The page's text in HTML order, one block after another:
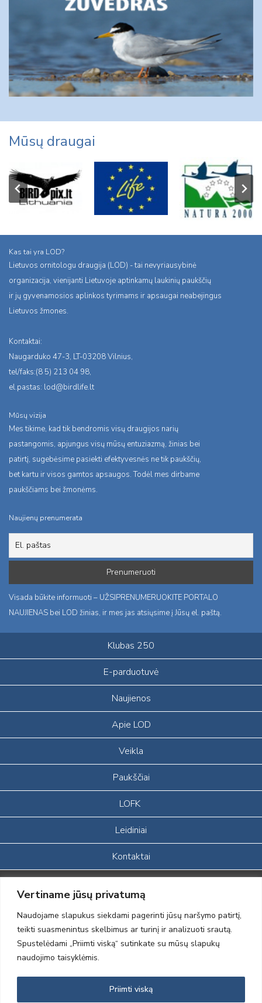
Vertiname jūsų privatumą
Naudojame slapukus siekdami pagerinti jūsų naršymo patirtį,
teikti suasmenintus skelbimus ar turinį ir analizuoti srautą.
Spustelėdami „Priimti viską“ sutinkate su mūsų slapukų
naudojimo taisyklėmis.
Priimti viską
Mūsų draugai
Kas tai yra LOD?
Lietuvos ornitologu draugija (LOD) - tai nevyriausybinė
organizacija, vienijanti Lietuvoje aptinkamų laukinių paukščių
ir jų gyvenamosios aplinkos tyrimams ir apsaugai neabejingus
Lietuvos žmones.
Kontaktai:
Naugarduko 47-3, LT-03208 Vilnius,
tel/faks:(8 5) 213 04 98,
el.pastas: lod@birdlife.lt
Mūsų vizija
Mes tikime, kad tik bendromis visų draugijos narių
pastangomis, apjungus visų mūsų entuziazmą, žinias bei
patirtį, sugebėsime pasiekti efektyvesnės ne tik paukščių,
bet kartu ir visos gamtos apsaugos. Todėl mes dirbame
paukščiams bei žmonėms.
Naujienų prenumerata
Visada būkite informuoti – UŽSIPRENUMERUOKITE PORTALO
NAUJIENAS bei LOD žinias, ir mes jas atsiųsime į Jūsų el. paštą.
Klubas 250
E-parduotuvė
Naujienos
Apie LOD
Veikla
Paukščiai
LOFK
Leidiniai
Kontaktai
Portalas sukurtas įgyvendinant Lietuvos Respublikos, Europos
ekonominės erdvės ir Norvegijos finansinių mechanizmų iš dalies
finansuojamą paprojektį
„LOD visuomeninės /gamtosauginės veiklos sustiprinimas ir įvaizdžio
formavimas įtraukiant visuomenę į aplinkosauginių tyrimų veiklą“
(paprojekčio
įgyvendinimo sutarties numeris 2004-LT0008-NVO-1EEE/NOR-02-
2012 © Lietuvos Ornitologų Draugija © 2014, Visos teisės saugomos